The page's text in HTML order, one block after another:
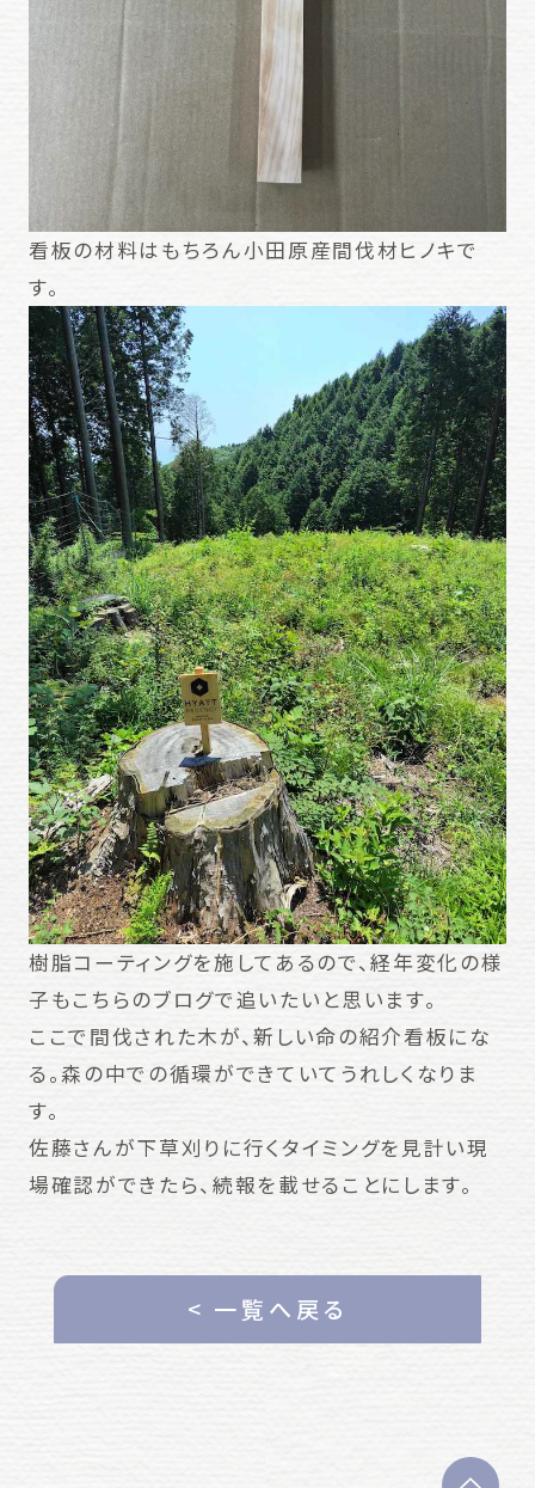
看板の材料はもちろん小田原産間伐材ヒノキで
す。
樹脂コーティングを施してあるので、経年変化の様
子もこちらのブログで追いたいと思います。
ここで間伐された木が、新しい命の紹介看板にな
る。森の中での循環ができていてうれしくなりま
す。
佐藤さんが下草刈りに行くタイミングを見計い現
場確認ができたら、続報を載せることにします。
< 一覧へ戻る